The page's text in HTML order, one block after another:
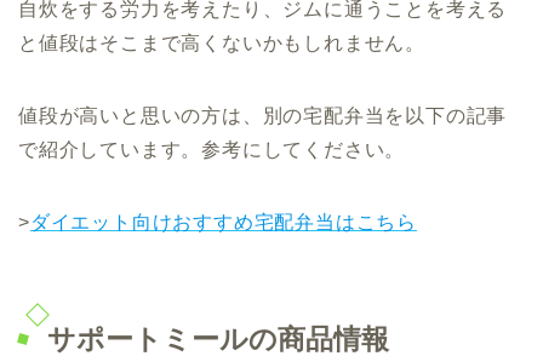
自炊をする労力を考えたり、ジムに通うことを考える
と値段はそこまで高くないかもしれません。
値段が高いと思いの方は、別の宅配弁当を以下の記事
で紹介しています。参考にしてください。
>ダイエット向けおすすめ宅配弁当はこちら
サポートミールの商品情報